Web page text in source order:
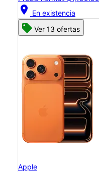
location_on En existencia
Ver 13 ofertas
Apple